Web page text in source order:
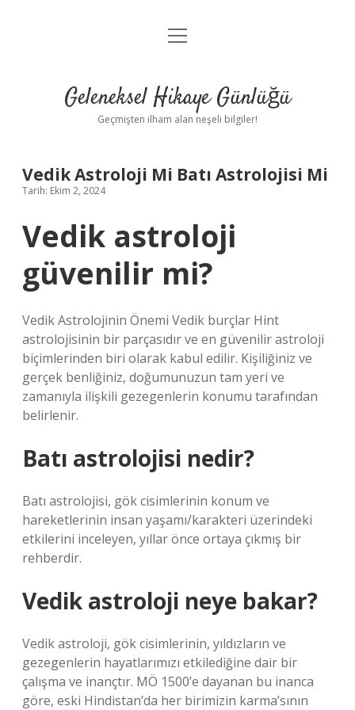
Anasayfa
Yasal Uyarı
menüyü
Geleneksel Hikaye Günlüğü
Geçmişten ilham alan neşeli bilgiler!
Vedik Astroloji Mi Batı Astrolojisi Mi
Tarih: Ekim 2, 2024
Vedik astroloji
güvenilir mi?
Vedik Astrolojinin Önemi Vedik burçlar Hint
astrolojisinin bir parçasıdır ve en güvenilir astroloji
biçimlerinden biri olarak kabul edilir. Kişiliğiniz ve
gerçek benliğiniz, doğumunuzun tam yeri ve
zamanıyla ilişkili gezegenlerin konumu tarafından
belirlenir.
Batı astrolojisi nedir?
Batı astrolojisi, gök cisimlerinin konum ve
hareketlerinin insan yaşamı/karakteri üzerindeki
etkilerini inceleyen, yıllar önce ortaya çıkmış bir
rehberdir.
Vedik astroloji neye bakar?
Vedik astroloji, gök cisimlerinin, yıldızların ve
gezegenlerin hayatlarımızı etkilediğine dair bir
çalışma ve inançtır. MÖ 1500’e dayanan bu inanca
göre, eski Hindistan’da her birimizin karma’sının